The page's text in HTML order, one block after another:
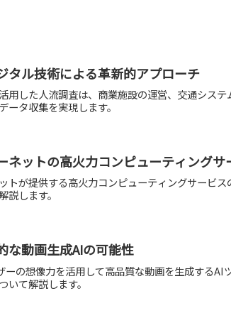
タル技術による革新的アプローチ
用した人流調査は、商業施設の運営、交通シス
ータ収集を実現します。
ネットの高火力コンピューティングサ
トが提供する高火力コンピューティングサービ
説します。
な動画生成AIの可能性
ーの想像力を活用して高品質な動画を生成するAI
いて解説します。